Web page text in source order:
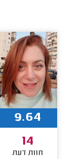
9.64
14
חוות דעת